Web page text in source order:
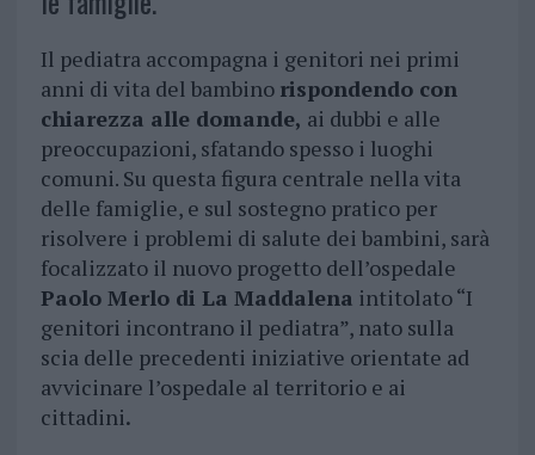
Il pediatra accompagna i genitori nei primi
anni di vita del bambino rispondendo con
chiarezza alle domande, ai dubbi e alle
preoccupazioni, sfatando spesso i luoghi
comuni. Su questa figura centrale nella vita
delle famiglie, e sul sostegno pratico per
risolvere i problemi di salute dei bambini, sarà
focalizzato il nuovo progetto dell’ospedale
Paolo Merlo di La Maddalena intitolato “I
genitori incontrano il pediatra”, nato sulla
scia delle precedenti iniziative orientate ad
avvicinare l’ospedale al territorio e ai
cittadini.